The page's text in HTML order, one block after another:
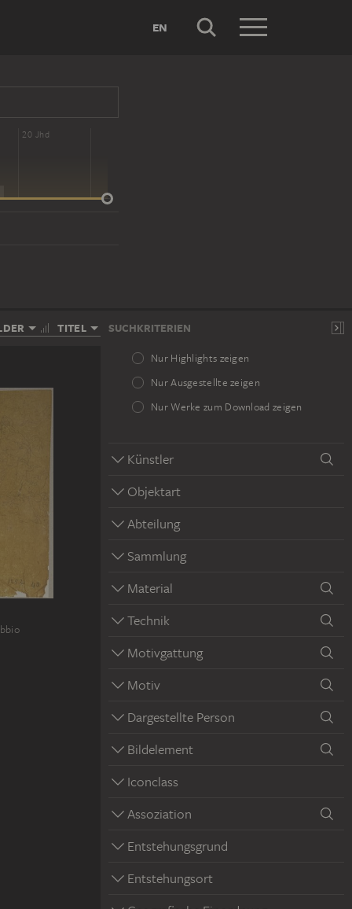
EN
20 Jhd
TITEL SUCHKRITERIEN
Nur Highlights zeigen
Nur Ausgestellte zeigen
Nur Werke zum Download zeigen
Künstler
Objektart
Abteilung
Sammlung
Material
Technik
Motivgattung
Motiv
Dargestellte Person
Bildelement
Iconclass
Assoziation
Entstehungsgrund
Entstehungsort